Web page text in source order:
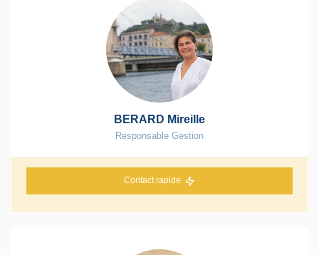
BERARD Mireille
Responsable Gestion
Contact rapide